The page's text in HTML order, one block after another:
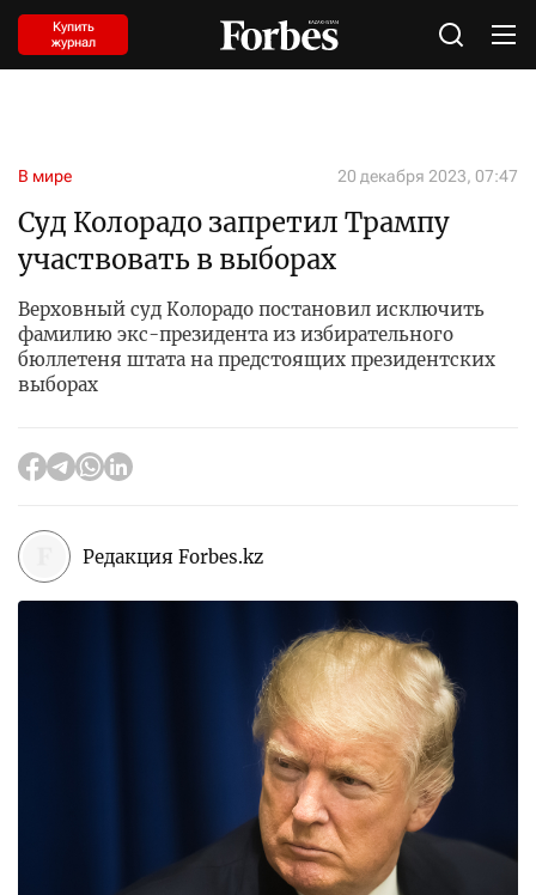
Купить
журнал
В мире 20 декабря 2023, 07:47
Cуд Колорадо запретил Трампу
участвовать в выборах
Верховный суд Колорадо постановил исключить
фамилию экс-президента из избирательного
бюллетеня штата на предстоящих президентских
выборах
Редакция Forbes.kz